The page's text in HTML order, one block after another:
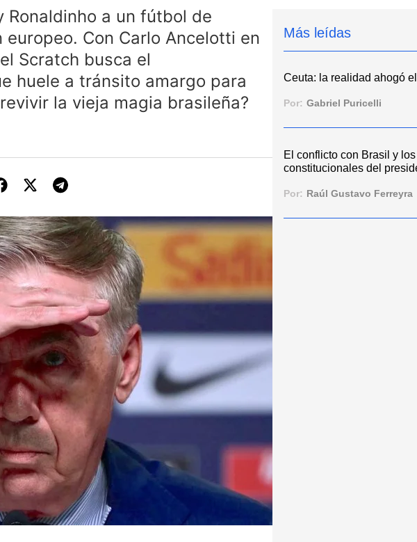
Ronaldinho a un fútbol de
Con Carlo Ancelotti en
Scratch busca el
huele a tránsito amargo para
la vieja magia brasileña?
Más leídas
Ceuta: la realidad ahogó
Por: Gabriel Puricelli
El conflicto con Brasil y
constitucionales del
Por: Raúl Gustavo Ferreyra